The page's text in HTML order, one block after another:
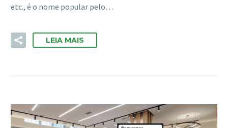
etc., é o nome popular pelo…
LEIA MAIS